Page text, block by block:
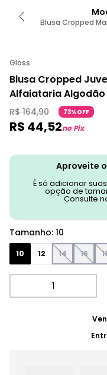
Blusa Cropped
Gloss
Blusa Cropped
Alfaiataria Algodão
R$ 164,90 73%OFF
R$ 44,52no Pix
Aproveite
É só adicionar
opção de
Consulte
Tamanho: 10
10 12 14 16